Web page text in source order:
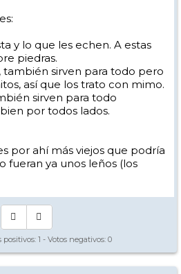
y lo que les echen. A estas
piedras.
también sirven para todo pero
así que los trato con mimo.
sirven para todo
por todos lados.
por ahí más viejos que podría
fueran ya unos leños (los
positivos: 1 - Votos negativos: 0